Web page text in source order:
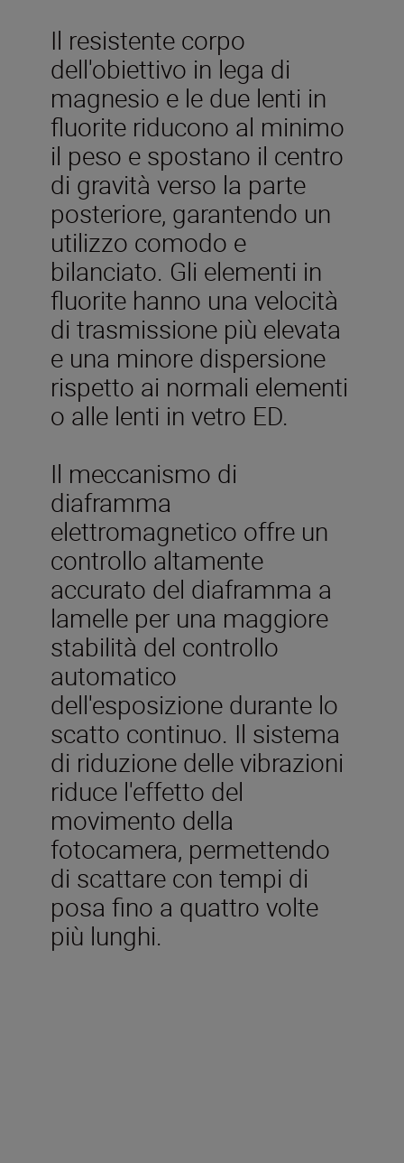
Il resistente corpo
dell'obiettivo in lega di
magnesio e le due lenti in
fluorite riducono al minimo
il peso e spostano il centro
di gravità verso la parte
posteriore, garantendo un
utilizzo comodo e
bilanciato. Gli elementi in
fluorite hanno una velocità
di trasmissione più elevata
e una minore dispersione
rispetto ai normali elementi
o alle lenti in vetro ED.
Il meccanismo di
diaframma
elettromagnetico offre un
controllo altamente
accurato del diaframma a
lamelle per una maggiore
stabilità del controllo
automatico
dell'esposizione durante lo
scatto continuo. Il sistema
di riduzione delle vibrazioni
riduce l'effetto del
movimento della
fotocamera, permettendo
di scattare con tempi di
posa fino a quattro volte
più lunghi.